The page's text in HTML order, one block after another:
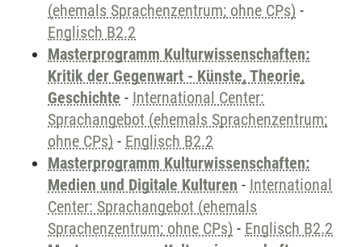
(ehemals Sprachenzentrum; ohne CPs) -
Englisch B2.2
Masterprogramm Kulturwissenschaften:
Kritik der Gegenwart - Künste, Theorie,
Geschichte - International Center:
Sprachangebot (ehemals Sprachenzentrum;
ohne CPs) - Englisch B2.2
Masterprogramm Kulturwissenschaften:
Medien und Digitale Kulturen - International
Center: Sprachangebot (ehemals
Sprachenzentrum; ohne CPs) - Englisch B2.2